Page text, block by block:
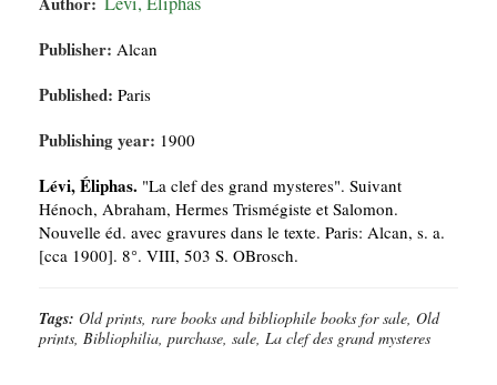
Publisher: Alcan
Published: Paris
Publishing year: 1900
Lévi, Éliphas. "La clef des grand mysteres". Suivant
Hénoch, Abraham, Hermes Trismégiste et Salomon.
Nouvelle éd. avec gravures dans le texte. Paris: Alcan, s. a.
[cca 1900]. 8°. VIII, 503 S. OBrosch.
Tags: Old prints, rare books and bibliophile books for sale, Old
prints, Bibliophilia, purchase, sale, La clef des grand mysteres